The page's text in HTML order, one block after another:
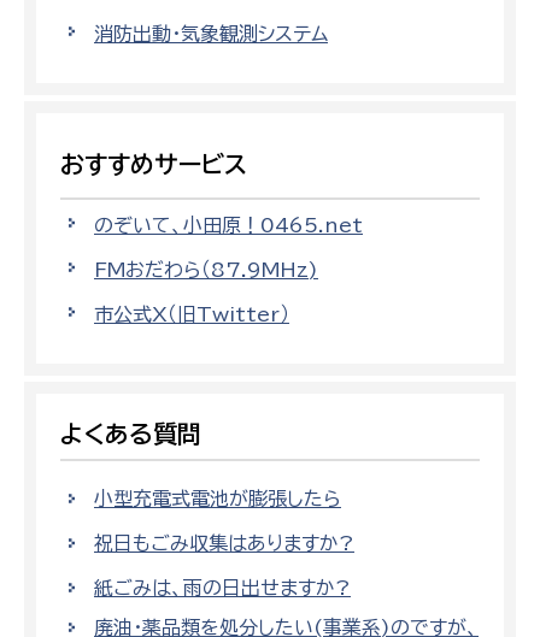
消防出動・気象観測システム
おすすめサービス
のぞいて、小田原！0465.net
FMおだわら（87.9MHz)
市公式X（旧Twitter）
よくある質問
小型充電式電池が膨張したら
祝日もごみ収集はありますか?
紙ごみは、雨の日出せますか?
廃油・薬品類を処分したい(事業系)のですが、